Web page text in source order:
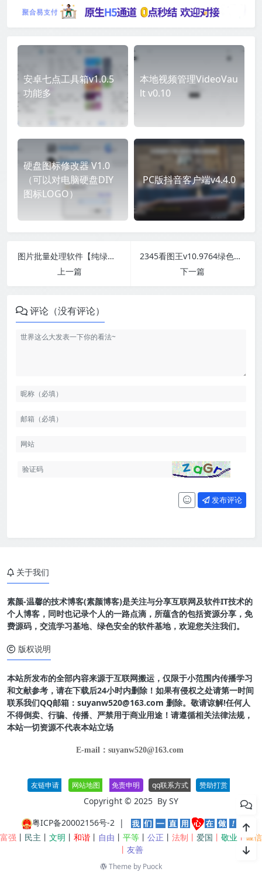
安卓七点工具箱v1.0.5
功能多
本地视频管理VideoVau
lt v0.10
硬盘图标修改器 V1.0
（可以对电脑硬盘DIY
图标LOGO）
PC版抖音客户端v4.4.0
图片批量处理软件【纯绿色】
上一篇
2345看图王v10.9764绿色纯净版
下一篇
评论（没有评论）
发布评论
关于我们
素颜-温馨的技术博客(素颜博客)是关注与分享互联网及软件IT技术的
个人博客，同时也记录个人的一路点滴，所蕴含的包括资源分享，免
费源码，交流学习基地、绿色安全的软件基地，欢迎您关注我们。
版权说明
本站所发布的全部内容来源于互联网搬运，仅限于小范围内传播学习
和文献参考，请在下载后24小时内删除！如果有侵权之处请第一时间
联系我们QQ邮箱：suyanw520@163.com 删除。敬请谅解!任何人
不得倒卖、行骗、传播、严禁用于商业用途！请遵循相关法律法规，
本站一切资源不代表本站立场
E-mail：suyanw520@163.com
友链申请 网站地图 免责申明 qq联系方式 赞助打赏
Copyright © 2025 By SY
粤ICP备20002156号-2|
富强 丨 民主 丨 文明 丨 和谐 丨 自由 丨 平等 丨 公正 丨 法制丨 爱国 丨 敬业 丨 诚信
丨 友善
Theme by Puock